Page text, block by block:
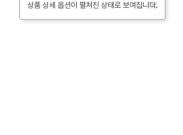
상품 상세 옵션이 펼쳐진 상태로 보여집니다.